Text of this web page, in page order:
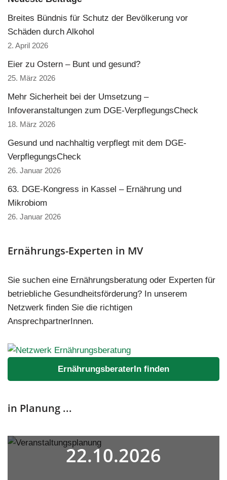
Breites Bündnis für Schutz der Bevölkerung vor
Schäden durch Alkohol
2. April 2026
Eier zu Ostern – Bunt und gesund?
25. März 2026
Mehr Sicherheit bei der Umsetzung –
Infoveranstaltungen zum DGE-VerpflegungsCheck
18. März 2026
Gesund und nachhaltig verpflegt mit dem DGE-
VerpflegungsCheck
26. Januar 2026
63. DGE-Kongress in Kassel – Ernährung und
Mikrobiom
26. Januar 2026
Ernährungs-Experten in MV
Sie suchen eine Ernährungsberatung oder Experten für
betriebliche Gesundheitsförderung? In unserem
Netzwerk finden Sie die richtigen
AnsprechpartnerInnen.
ErnährungsberaterIn finden
in Planung ...
22.10.2026